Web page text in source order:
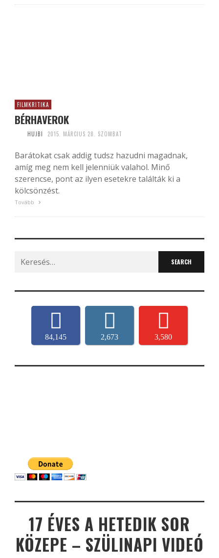
FILMKRITIKA
BÉRHAVEROK
HUJBI 2015. MÁRCIUS 28. SZOMBAT
Barátokat csak addig tudsz hazudni magadnak,
amíg meg nem kell jelenniük valahol. Minő
szerencse, pont az ilyen esetekre találták ki a
kölcsönzést.
Tovább
Search
for:
84,145 2,673 3,580
17 ÉVES A HETEDIK SOR
KÖZEPE – SZÜLINAPI VIDEÓ